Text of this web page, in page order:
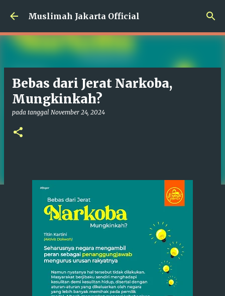
Langsung ke konten utama
Muslimah Jakarta Official
Bebas dari Jerat Narkoba,
Mungkinkah?
pada tanggal November 24, 2024